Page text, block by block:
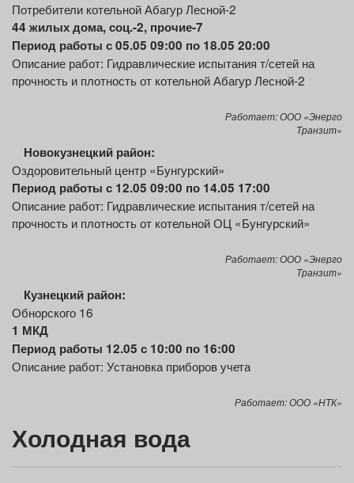
Потребители котельной Абагур Лесной-2
44 жилыхдома, соц.-2, прочие-7
Период работы с 05.05 09:00 по 18.05 20:00
Описание работ: Гидравлические испытания т/сетей на
прочность и плотность от котельной Абагур Лесной-2
Работает: ООО «Энерго
Транзит»
Новокузнецкий район:
Оздоровительный центр «Бунгурский»
Период работы с 12.05 09:00 по 14.05 17:00
Описание работ: Гидравлические испытания т/сетей на
прочность и плотность от котельной ОЦ «Бунгурский»
Работает: ООО «Энерго
Транзит»
Кузнецкий район:
Обнорского 16
1 МКД
Период работы 12.05 с 10:00 по 16:00
Описание работ: Установка приборов учета
Работает: ООО «НТК»
Холодная вода